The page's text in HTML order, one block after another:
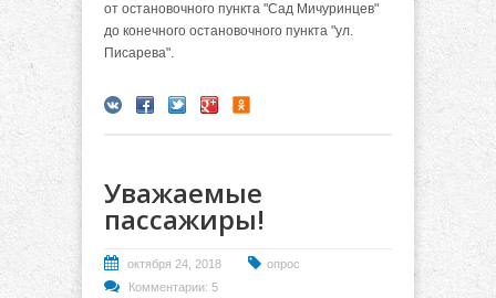
от остановочного пункта "Сад Мичуринцев"
до конечного остановочного пункта "ул.
Писарева".
Уважаемые
пассажиры!
октября 24, 2018
опрос
Комментарии: 5